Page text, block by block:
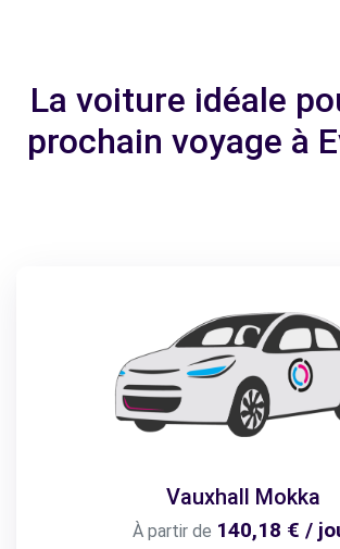
La voiture idéale
prochain voyage à
Vauxhall Mokka
À partir de 140,18 € /